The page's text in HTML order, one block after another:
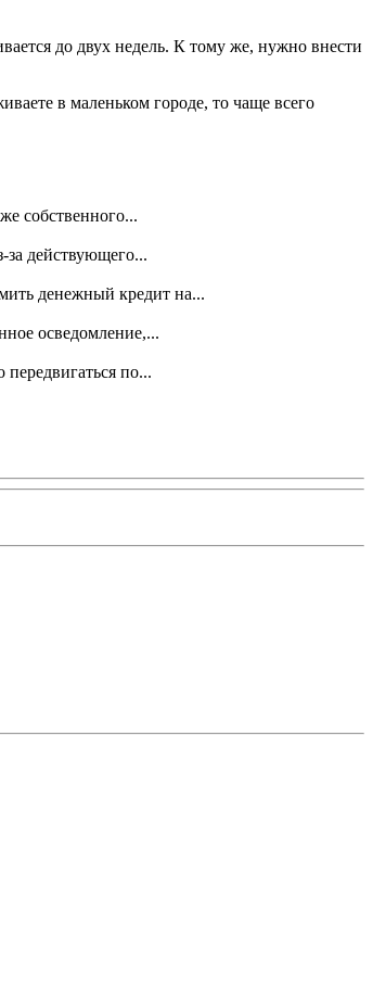
до двух недель. К тому же, нужно внести
в маленьком городе, то чаще всего
собственного...
за действующего...
денежный кредит на...
осведомление,...
по...